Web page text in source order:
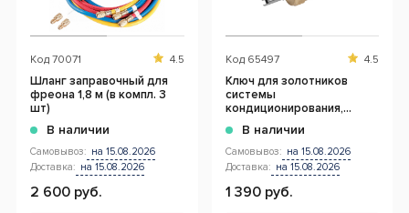
Код 70071 4.5
Шланг заправочный для
фреона 1,8 м (в компл. 3
шт)
В наличии
Самовывоз: на 15.08.2026
Доставка: на 15.08.2026
2 600 руб.
Код 65497 4.5
Ключ для золотников
системы
кондиционирования,
51002В наличии
Самовывоз: на 15.08.2026
Доставка: на 15.08.2026
1 390 руб.